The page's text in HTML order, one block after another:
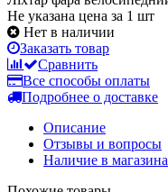
Не указана цена за 1 шт
Нет в наличии
Заказать товар
Сравнить
Все способы оплаты
Подробнее о доставке
Описание
Отзывы и вопросы
Наличие в